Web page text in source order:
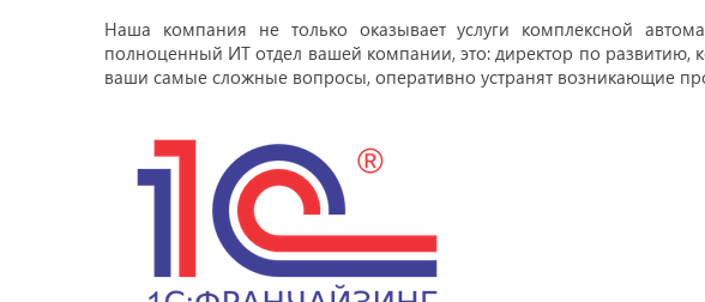
Наша компания не только оказывает услуги комплексной
полноценный ИТ отдел вашей компании, это: директор по развитию,
ваши самые сложные вопросы, оперативно устранят возникающие